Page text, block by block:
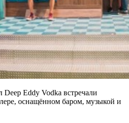
Eddy Vodka встречали
оснащённом баром, музыкой и